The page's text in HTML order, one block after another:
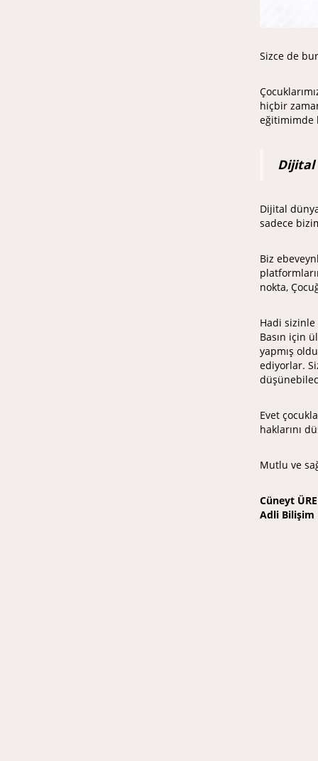
Sizce de
hiçbir
eğitimimde
Dijital
Dijital
sadece
Biz
nokta,
Hadi
Basın için
yapmış
ediyorlar.
Evet
haklarını
Mutlu ve
Cüneyt ÜRE
Adli Bilişim